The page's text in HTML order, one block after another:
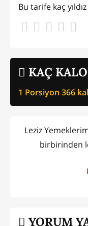
KAÇ
1 Porsiyon 366
Bu tarife kaç
Leziz
birbirinden
YORUM